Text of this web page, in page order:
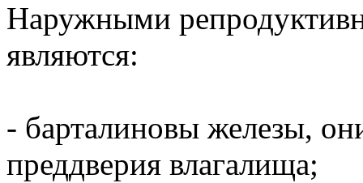
Наружными
являются:
- барталиновы железы,
преддверия влагалища;